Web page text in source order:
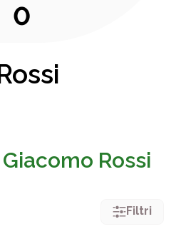
0
Giacomo Rossi
Filtri